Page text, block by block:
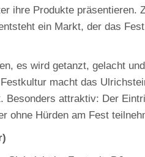
ihre Produkte präsentieren.
ein Markt, der das
es wird getanzt, gelacht
macht das
Besonders attraktiv: Der
ohne Hürden am Fest